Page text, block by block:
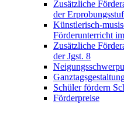
Zusätzliche
der
Künstlerisch-
Förderunterricht
Zusätzliche
der Jgst. 8
Schüler fördern
Förderpreise